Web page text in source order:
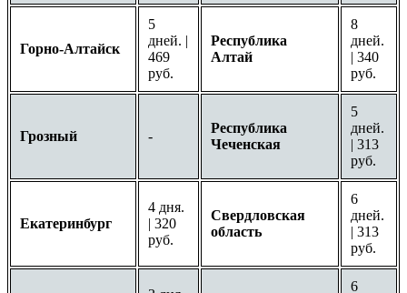
Горно-Алтайск
5
дней. |
469
руб.
Республика
Алтай
8
дней.
| 340
руб.
Грозный -
Республика
Чеченская
5
дней.
| 313
руб.
Екатеринбург
4 дня.
| 320
руб.
Свердловская
область
6
дней.
| 313
руб.
6